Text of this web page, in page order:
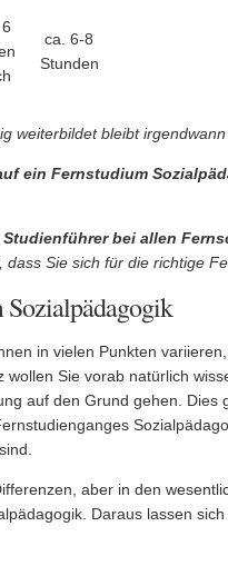
ca. 6-8
Stunden
weiterbildet bleibt
ein Fernstudium
bei allen
dass Sie sich für die richtige
Sozialpädagogik
in vielen Punkten
Sie vorab natürlich
auf den Grund gehen. Dies
aber in den
Daraus lassen